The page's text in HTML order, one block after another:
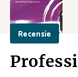
Recensie